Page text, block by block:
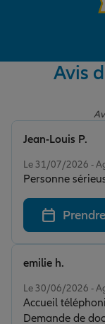
Garantie des
Assurance
Retraite
Tous nos devis
Avis
Le 31/07/2026 -
Personne
Jean-Louis P.
Le 30/06/2026 -
Accueil
Demande de
emilie h.